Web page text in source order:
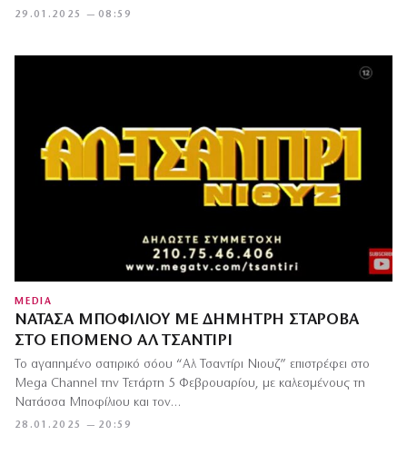
29.01.2025 — 08:59
MEDIA
ΝΑΤΆΣΑ ΜΠΟΦΊΛΙΟΥ ΜΕ ΔΗΜΉΤΡΗ ΣΤΑΡΌΒΑ
ΣΤΟ ΕΠΌΜΕΝΟ ΑΛ ΤΣΑΝΤΊΡΙ
28.01.2025 — 20:59
Το αγαπημένο σατιρικό σόου “Αλ Τσαντίρι Νιουζ” επιστρέφει στο
Mega Channel την Τετάρτη 5 Φεβρουαρίου, με καλεσμένους τη
Νατάσσα Μποφίλιου και τον…